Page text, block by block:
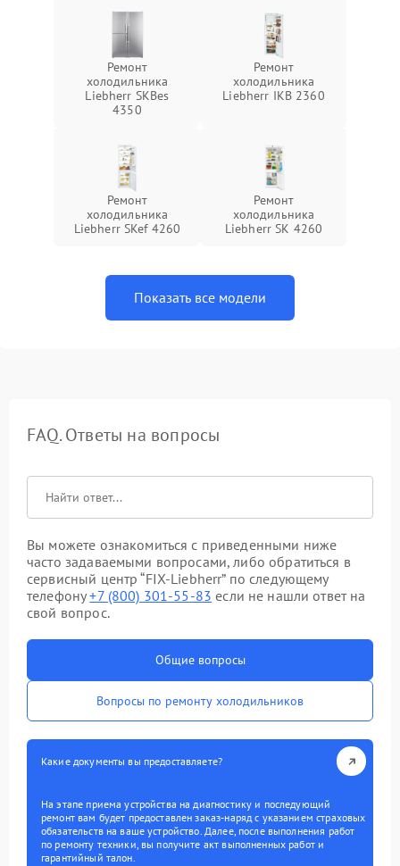
Ремонт
холодильника
Liebherr SKBes
4350
Ремонт
холодильника
Liebherr IKB 2360
Ремонт
холодильника
Liebherr SKef 4260
Ремонт
холодильника
Liebherr SK 4260
Показать все модели
FAQ. Ответы на вопросы
Вы можете ознакомиться с приведенными ниже
часто задаваемыми вопросами, либо обратиться в
сервисный центр “FIX-Liebherr” по следующему
телефону+7 (800) 301-55-83 если не нашли ответ на
свой вопрос.
Общие вопросы
Вопросы по ремонту холодильников
Какие документы вы предоставляете?
На этапе приема устройства на диагностику и последующий
ремонт вам будет предоставлен заказ-наряд с указанием страховых
обязательств на ваше устройство. Далее, после выполнения работ
по ремонту техники, вы получите акт выполненных работ и
гарантийный талон.